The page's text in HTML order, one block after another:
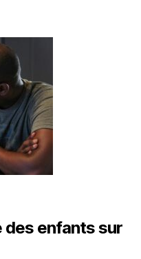
des enfants sur